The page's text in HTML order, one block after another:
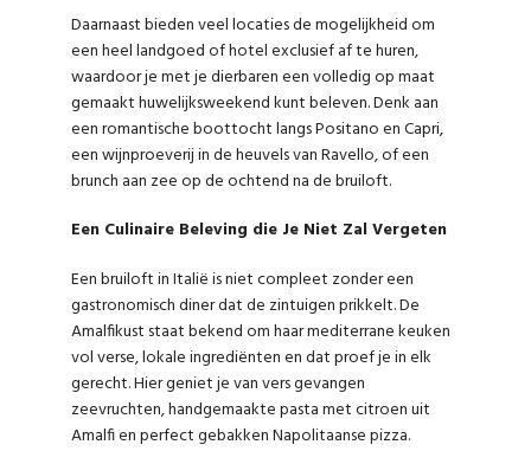
Daarnaast bieden veel locaties de mogelijkheid om
een heel landgoed of hotel exclusief af te huren,
waardoor je met je dierbaren een volledig op maat
gemaakt huwelijksweekend kunt beleven. Denk aan
een romantische boottocht langs Positano en Capri,
een wijnproeverij in de heuvels van Ravello, of een
brunch aan zee op de ochtend na de bruiloft.
Een Culinaire Beleving die Je Niet Zal Vergeten
Een bruiloft in Italië is niet compleet zonder een
gastronomisch diner dat de zintuigen prikkelt. De
Amalfikust staat bekend om haar mediterrane keuken
vol verse, lokale ingrediënten en dat proef je in elk
gerecht. Hier geniet je van vers gevangen
zeevruchten, handgemaakte pasta met citroen uit
Amalfi en perfect gebakken Napolitaanse pizza.